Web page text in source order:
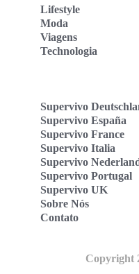
Lifestyle
Moda
Viagens
Technologia
Supervivo
Supervivo España
Supervivo France
Supervivo Italia
Supervivo
Supervivo Portugal
Supervivo UK
Sobre Nós
Contato
Copyright